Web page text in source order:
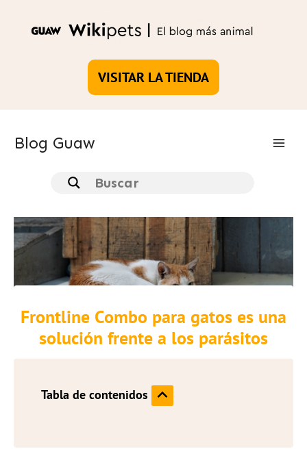
VISITAR LA TIENDA
Blog Guaw
Frontline Combo para gatos es una
solución frente a los parásitos
Tabla de contenidos